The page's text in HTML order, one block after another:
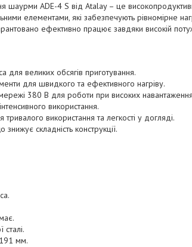
шаурми ADE-4 S від Atalay – це
елементами, які забезпечують рівномірне
ефективно працює завдяки високій
великих обсягів приготування.
для швидкого та ефективного нагріву.
380 В для роботи при високих
використання.
використання та легкості у догляді.
складність конструкції.
мм.